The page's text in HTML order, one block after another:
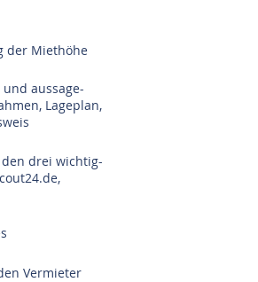
der Miethöhe
aussage-
Lageplan,
drei wichtig-
Vermieter